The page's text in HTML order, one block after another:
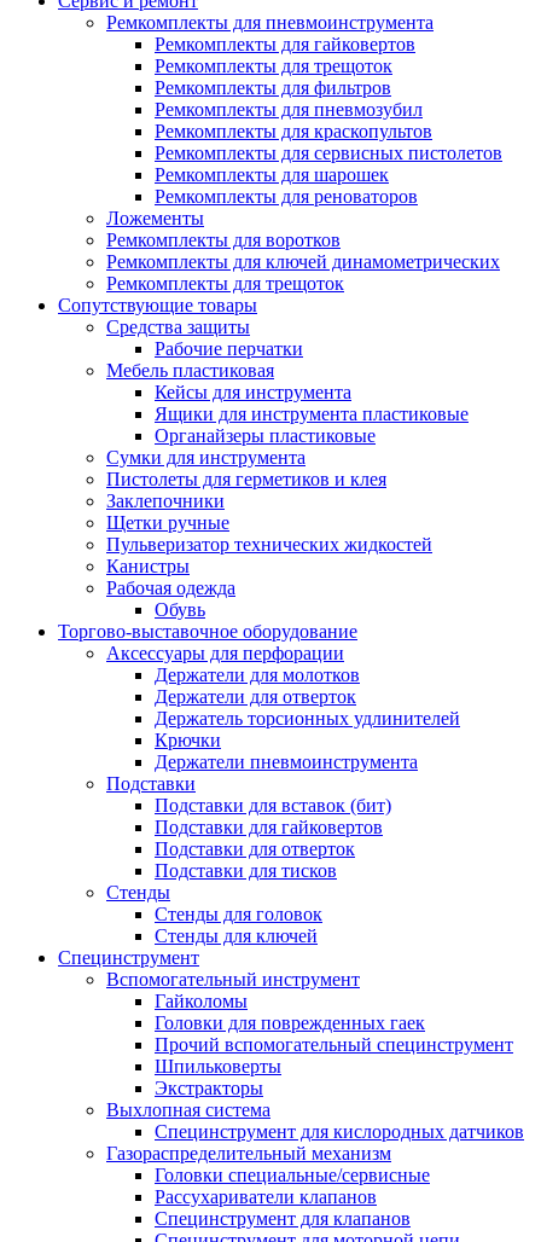
Ремкомплекты для пневмоинструмента
Ремкомплекты для гайковертов
Ремкомплекты для трещоток
Ремкомплекты для фильтров
Ремкомплекты для пневмозубил
Ремкомплекты для краскопультов
Ремкомплекты для сервисных пистолетов
Ремкомплекты для шарошек
Ремкомплекты для реноваторов
Ложементы
Ремкомплекты для воротков
Ремкомплекты для ключей динамометрических
Ремкомплекты для трещоток
Сопутствующие товары
Средства защиты
Рабочие перчатки
Мебель пластиковая
Кейсы для инструмента
Ящики для инструмента пластиковые
Органайзеры пластиковые
Сумки для инструмента
Пистолеты для герметиков и клея
Заклепочники
Щетки ручные
Пульверизатор технических жидкостей
Канистры
Рабочая одежда
Обувь
Торгово-выставочное оборудование
Аксессуары для перфорации
Держатели для молотков
Держатели для отверток
Держатель торсионных удлинителей
Крючки
Держатели пневмоинструмента
Подставки
Подставки для вставок (бит)
Подставки для гайковертов
Подставки для отверток
Подставки для тисков
Стенды
Стенды для головок
Стенды для ключей
Специнструмент
Вспомогательный инструмент
Гайколомы
Головки для поврежденных гаек
Прочий вспомогательный специнструмент
Шпильковерты
Экстракторы
Выхлопная система
Специнструмент для кислородных датчиков
Газораспределительный механизм
Головки специальные/сервисные
Рассухариватели клапанов
Специнструмент для клапанов